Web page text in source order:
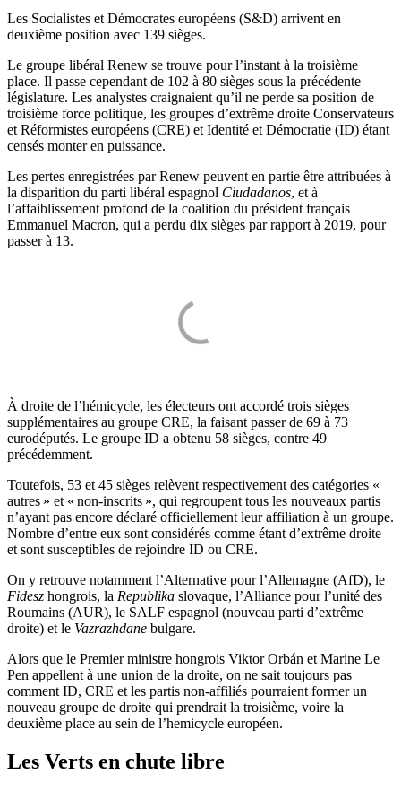
Les Socialistes et Démocrates européens (S&D) arrivent en
deuxième position avec 139 sièges.
Le groupe libéral Renew se trouve pour l’instant à la troisième
place. Il passe cependant de 102 à 80 sièges sous la précédente
législature. Les analystes craignaient qu’il ne perde sa position de
troisième force politique, les groupes d’extrême droite Conservateurs
et Réformistes européens (CRE) et Identité et Démocratie (ID) étant
censés monter en puissance.
Les pertes enregistrées par Renew peuvent en partie être attribuées à
la disparition du parti libéral espagnol Ciudadanos, et à
l’affaiblissement profond de la coalition du président français
Emmanuel Macron, qui a perdu dix sièges par rapport à 2019, pour
passer à 13.
À droite de l’hémicycle, les électeurs ont accordé trois sièges
supplémentaires au groupe CRE, la faisant passer de 69 à 73
eurodéputés. Le groupe ID a obtenu 58 sièges, contre 49
précédemment.
Toutefois, 53 et 45 sièges relèvent respectivement des catégories «
autres » et « non-inscrits », qui regroupent tous les nouveaux partis
n’ayant pas encore déclaré officiellement leur affiliation à un groupe.
Nombre d’entre eux sont considérés comme étant d’extrême droite
et sont susceptibles de rejoindre ID ou CRE.
On y retrouve notamment l’Alternative pour l’Allemagne (AfD), le
Fidesz hongrois, la Republika slovaque, l’Alliance pour l’unité des
Roumains (AUR), le SALF espagnol (nouveau parti d’extrême
droite) et le Vazrazhdane bulgare.
Alors que le Premier ministre hongrois Viktor Orbán et Marine Le
Pen appellent à une union de la droite, on ne sait toujours pas
comment ID, CRE et les partis non-affiliés pourraient former un
nouveau groupe de droite qui prendrait la troisième, voire la
deuxième place au sein de l’hemicycle européen.
Les Verts en chute libre